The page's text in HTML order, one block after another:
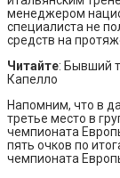
менеджером
специалиста не
средств на
Читайте: Бывший
Капелло
Напомним, что в
третье место в
чемпионата
пять очков по
чемпионата